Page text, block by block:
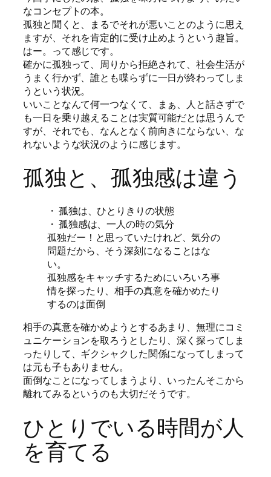
なコンセプトの本。
孤独と聞くと、まるでそれが悪いことのように思え
ますが、それを肯定的に受け止めようという趣旨。
はー。って感じです。
確かに孤独って、周りから拒絶されて、社会生活が
うまく行かず、誰とも喋らずに一日が終わってしま
うという状況。
いいことなんて何一つなくて、まぁ、人と話さずで
も一日を乗り越えることは実質可能だとは思うんで
すが、それでも、なんとなく前向きにならない、な
れないような状況のように感じます。
孤独と、孤独感は違う
・ 孤独は、ひとりきりの状態
・ 孤独感は、一人の時の気分
孤独だー！と思っていたけれど、気分の
問題だから、そう深刻になることはな
い。
孤独感をキャッチするためにいろいろ事
情を探ったり、相手の真意を確かめたり
するのは面倒
相手の真意を確かめようとするあまり、無理にコミ
ュニケーションを取ろうとしたり、深く探ってしま
ったりして、ギクシャクした関係になってしまって
は元も子もありません。
面倒なことになってしまうより、いったんそこから
離れてみるというのも大切だそうです。
ひとりでいる時間が人
を育てる